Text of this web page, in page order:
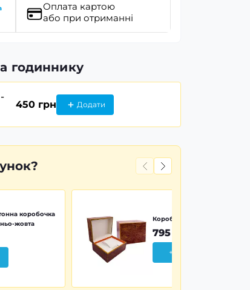
Оплата картою
або при отриманні
годиннику
450 грн Додати
коробочка
жовта
Коробочка дерево Wood
795 грн
+ Додати